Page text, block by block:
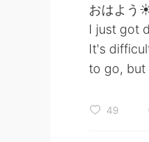
おはよう
I just got
It's
to go, but
49